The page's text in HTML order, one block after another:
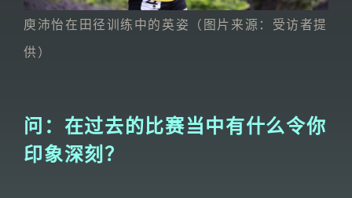
庾沛怡在田径训练中的英姿（图片来源：受访者提
供）
问：在过去的比赛当中有什么令你
印象深刻？